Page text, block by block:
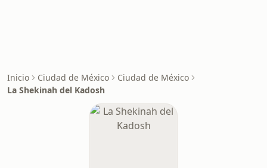
Inicio Ciudad de México
Ciudad de México
La Shekinah del Kadosh